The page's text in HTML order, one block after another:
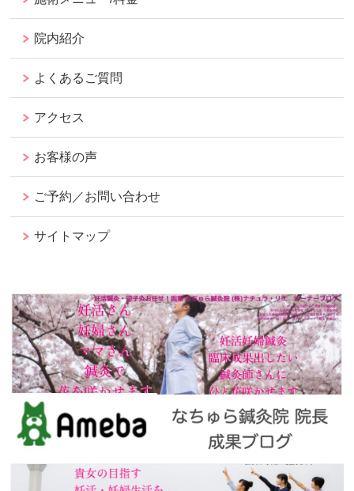
院内紹介
よくあるご質問
アクセス
お客様の声
ご予約／お問い合わせ
サイトマップ